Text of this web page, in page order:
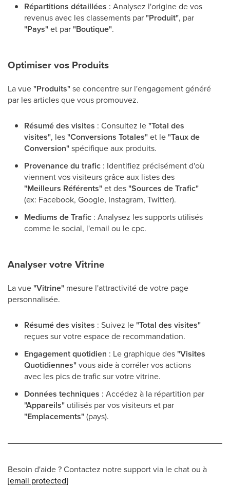
Répartitions détaillées : Analysez l'origine de vos
revenus avec les classements par"Produit", par
"Pays"et par"Boutique".
Optimiser vos Produits
La vue"Produits"se concentre sur l'engagement généré
par les articles que vous promouvez.
Résumé des visites : Consultez le"Total des
visites", les"Conversions Totales"et le"Taux de
Conversion"spécifique aux produits.
Provenance du trafic : Identifiez précisément d'où
viennent vos visiteurs grâce aux listes des
"Meilleurs Référents"et des"Sources de Trafic"
(ex: Facebook, Google, Instagram, Twitter).
Mediums de Trafic : Analysez les supports utilisés
comme le social, l'email ou le cpc.
Analyser votre Vitrine
La vue"Vitrine" mesure l'attractivité de votre page
personnalisée.
Résumé des visites : Suivez le"Total des visites"
reçues sur votre espace de recommandation.
Engagement quotidien : Le graphique des"Visites
Quotidiennes"vous aide à corréler vos actions
avec les pics de trafic sur votre vitrine.
Données techniques : Accédez à la répartition par
"Appareils" utilisés par vos visiteurs et par
"Emplacements"(pays).
Besoin d'aide ? Contactez notre support via le chat ou à
[email protected]